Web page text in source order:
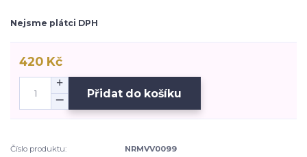
Nejsme plátci DPH
420 Kč
Přidat do košíku
Číslo produktu:
NRMVV0099